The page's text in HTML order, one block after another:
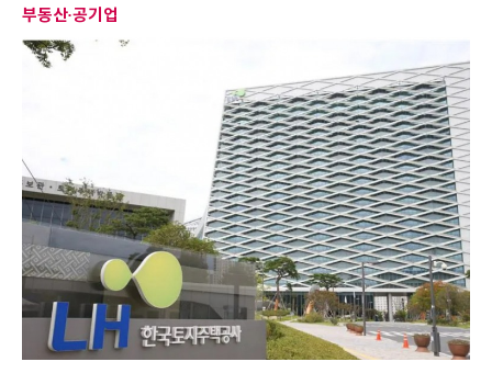
부동산·공기업